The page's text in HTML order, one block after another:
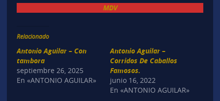
MDV
Relacionado
Antonio Aguilar – Con
tambora
septiembre 26, 2025
En «ANTONIO AGUILAR»
Antonio Aguilar –
Corridos De Caballos
Famosos.
junio 16, 2022
En «ANTONIO AGUILAR»